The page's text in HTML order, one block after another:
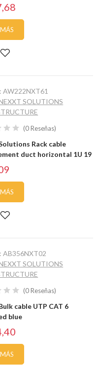
AW222NXT61
SOLUTIONS
(0Reseñas)
Rack cable
duct horizontal 1U 19
AB356NXT02
SOLUTIONS
(0Reseñas)
cable UTP CAT 6
blue